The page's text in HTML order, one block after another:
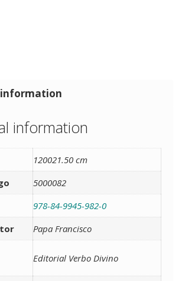
information
120021.50 cm
5000082
978-84-9945-982-0
Papa Francisco
Editorial Verbo Divino